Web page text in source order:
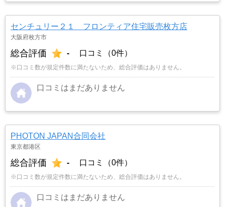
センチュリー２１ フロンティア住宅販売枚方店
大阪府枚方市
総合評価 - 口コミ（0件）
※口コミ数が規定件数に満たないため、総合評価はありません。
口コミはまだありません
PHOTON JAPAN合同会社
東京都港区
総合評価 - 口コミ（0件）
※口コミ数が規定件数に満たないため、総合評価はありません。
口コミはまだありません